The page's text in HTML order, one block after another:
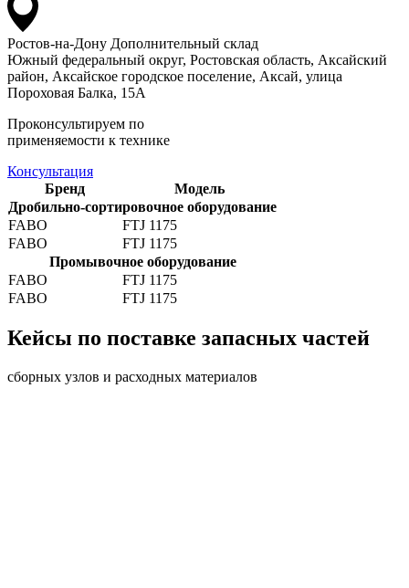
Ростов-на-Дону Дополнительный склад
Южный федеральный округ, Ростовская область, Аксайский
район, Аксайское городское поселение, Аксай, улица
Пороховая Балка, 15А
Проконсультируем по
применяемости к технике
Консультация
Бренд
Модель
Дробильно-сортировочное оборудование
FABO
FTJ 1175
FABO
FTJ 1175
Промывочное оборудование
FABO
FTJ 1175
FABO
FTJ 1175
Кейсы по поставке запасных частей
сборных узлов и расходных материалов